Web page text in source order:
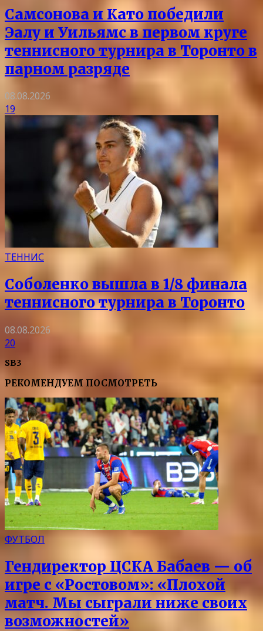
Самсонова и Като победили
Эалу и Уильямс в первом круге
теннисного турнира в Торонто в
парном разряде
08.08.2026
19
ТЕННИС
Соболенко вышла в 1/8 финала
теннисного турнира в Торонто
08.08.2026
20
SB3
РЕКОМЕНДУЕМ ПОСМОТРЕТЬ
ФУТБОЛ
Гендиректор ЦСКА Бабаев — об
игре с «Ростовом»: «Плохой
матч. Мы сыграли ниже своих
возможностей»